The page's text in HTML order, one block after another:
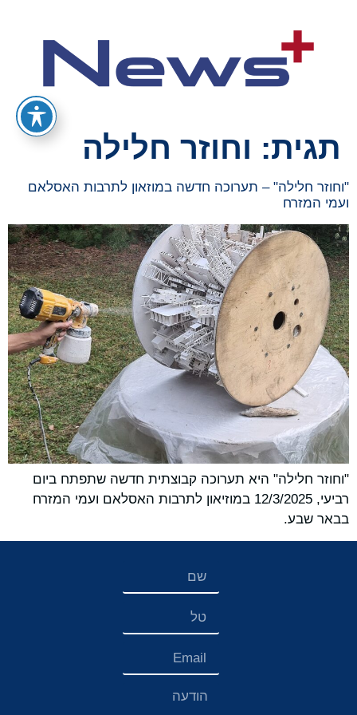
תגית: וחוזר חלילה
"וחוזר חלילה" – תערוכה חדשה במוזאון לתרבות האסלאם
ועמי המזרח
"וחוזר חלילה" היא תערוכה קבוצתית חדשה שתפתח ביום
רביעי, 12/3/2025 במוזיאון לתרבות האסלאם ועמי המזרח
בבאר שבע.